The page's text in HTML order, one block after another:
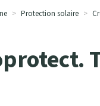
Protection solaire